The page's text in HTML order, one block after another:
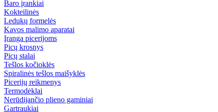
Baro įrankiai
Kokteilinės
Ledukų formelės
Kavos malimo aparatai
Įranga picerijoms
Picų krosnys
Picų stalai
Tešlos kočioklės
Spiralinės tešlos maišyklės
Picerijų reikmenys
Termodėklai
Nerūdijančio plieno gaminiai
Gartraukiai